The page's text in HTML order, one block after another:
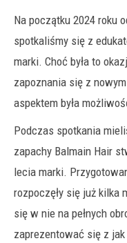
Na początku 2024 roku
spotkaliśmy się z
marki. Choć była to
zapoznania się z
aspektem była
Podczas spotkania
zapachy Balmain Hair
lecia marki.
rozpoczęły się już kilka
się w nie na pełnych
zaprezentować się z